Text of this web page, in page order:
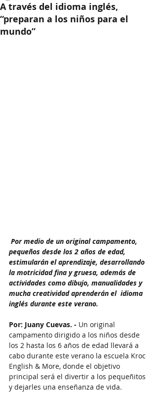
A través del idioma inglés,
“preparan a los niños para el
mundo”
pequeños desde los 2 años de edad,
estimularán el aprendizaje, desarrollando
la motricidad fina y gruesa, además de
actividades como dibujo, manualidades y
mucha creatividad aprenderán el  idioma
inglés durante este verano.
Por: Juany Cuevas. - Un original
campamento dirigido a los niños desde
los 2 hasta los 6 años de edad llevará a
cabo durante este verano la escuela Kroc
English & More, donde el objetivo
principal será el divertir a los pequeñitos
y dejarles una enseñanza de vida.